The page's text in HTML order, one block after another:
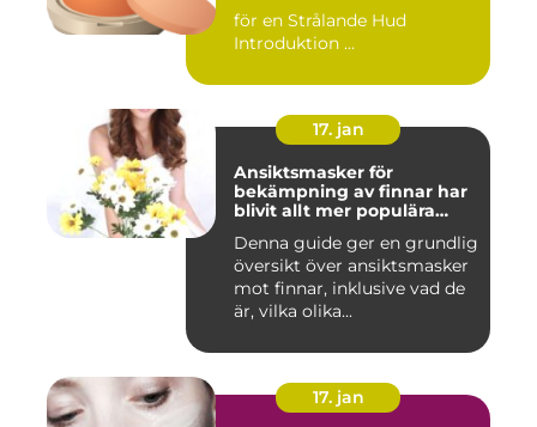
för en Strålande Hud
Introduktion ...
17. jan
Ansiktsmasker för
bekämpning av finnar har
blivit allt mer populära
Denna guide ger en grundlig
översikt över ansiktsmasker
mot finnar, inklusive vad de
är, vilka olika...
17. jan